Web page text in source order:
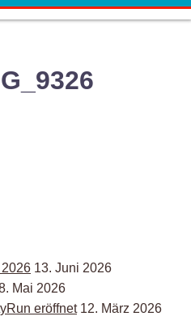
13. Juni 2026
Mai 2026
eröffnet 12. März 2026